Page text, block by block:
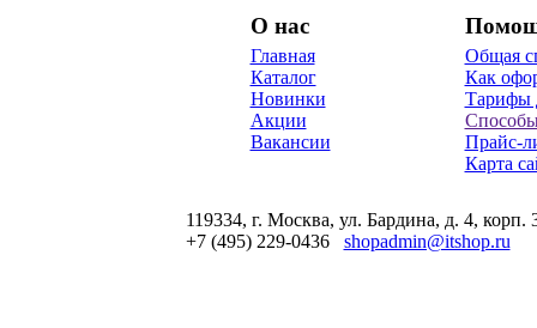
О нас
Главная
Каталог
Новинки
Акции
Вакансии
Общая
Как
Тарифы
Прайс-
Карта
119334, г. Москва, ул. Бардина, д. 4, корп.
+7 (495) 229-0436 shopadmin@itshop.ru